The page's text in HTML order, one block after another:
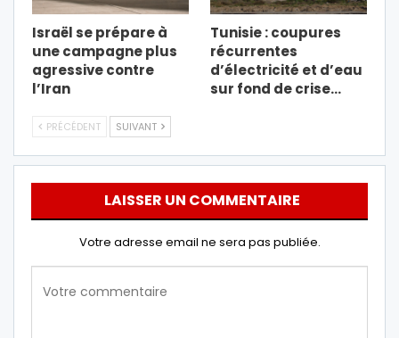
Israël se prépare à
une campagne plus
agressive contre
l’Iran
Tunisie : coupures
récurrentes
d’électricité et d’eau
sur fond de crise…
PRÉCÉDENT SUIVANT
LAISSER UN COMMENTAIRE
Votre adresse email ne sera pas publiée.